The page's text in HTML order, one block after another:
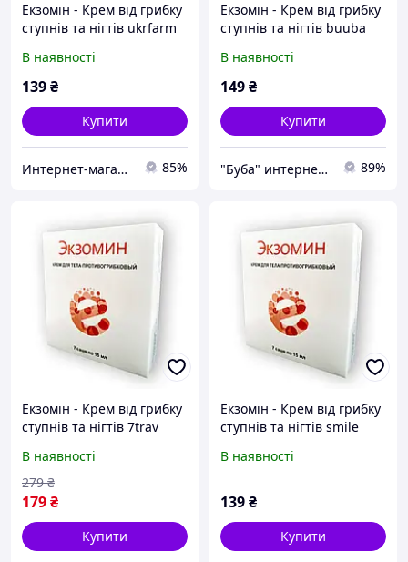
Екзомін - Крем від грибку
ступнів та нігтів ukrfarm
В наявності
139₴
Купити
Интернет-магазин "УкрФарм" - Официальный сайт в Украине оригинальных товаров для красоты и здоровья. 85%
Екзомін - Крем від грибку
ступнів та нігтів buuba
В наявності
149₴
Купити
"Буба" интернет магазин 89%
Екзомін - Крем від грибку
ступнів та нігтів 7trav
В наявності
179₴
279 ₴
Купити
Екзомін - Крем від грибку
ступнів та нігтів smile
В наявності
139₴
Купити